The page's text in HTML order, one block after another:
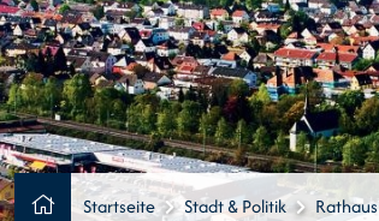
Startseite Stadt & Politik Rathaus